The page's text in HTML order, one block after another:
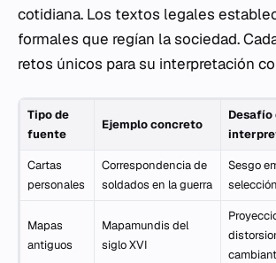
cotidiana. Los textos legales
formales que regían la sociedad.
retos únicos para su interpretación
Tipo de
fuente
Ejemplo concreto
Desafío
Cartas
personales
Correspondencia de
soldados en la guerra
Sesgo
Mapas
antiguos
Mapamundis del
siglo XVI